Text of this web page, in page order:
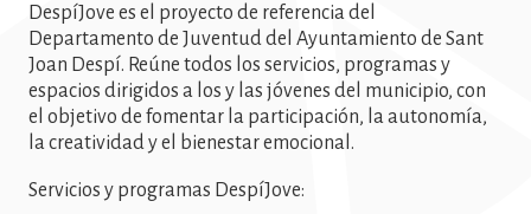
DespíJove es el proyecto de referencia del
Departamento de Juventud del Ayuntamiento de Sant
Joan Despí. Reúne todos los servicios, programas y
espacios dirigidos a los y las jóvenes del municipio, con
el objetivo de fomentar la participación, la autonomía,
la creatividad y el bienestar emocional.
Servicios y programas DespíJove: